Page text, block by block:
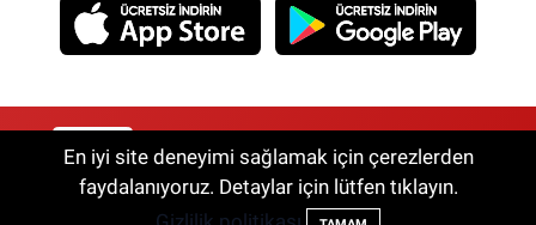
RSS Copyright © 2026. Her hakkı saklıdır.
Haber Yazılımı:TE Bilişim
En iyi site deneyimi sağlamak için çerezlerden
faydalanıyoruz. Detaylar için lütfen tıklayın.